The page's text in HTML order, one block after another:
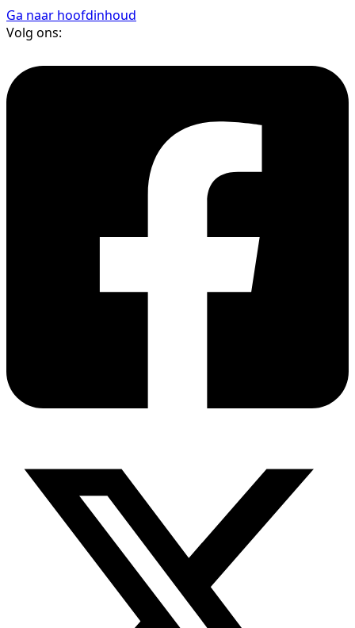
Ga naar hoofdinhoud
Volg ons: